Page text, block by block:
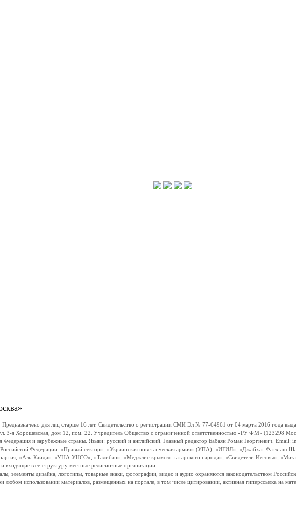
для лиц старше 16 лет. Свидетельство о регистрации СМИ Эл № 77-64961 от 04 марта 2016 года
3-я Хорошевская, дом 12, пом. 22. Учредитель Общество с ограниченной ответственностью «РУ ФМ» (123298
и зарубежные страны. Языки: русский и английский. Главный редактор Бабаян Роман Георгиевич.
Российской Федерации: «Правый сектор», «Украинская повстанческая армия» (УПА), «ИГИЛ», «Джабхат Фатх
«Аль-Каида», «УНА-УНСО», «Талибан», «Меджлис крымско-татарского народа», «Свидетели Иеговы»,
входящие в ее структуру местные религиозные организации.
элементы дизайна, логотипы, товарные знаки, фотографии, видео и аудио охраняются законодательством
использовании материалов, размещенных на портале, в том числе цитировании, активная гиперссылка на